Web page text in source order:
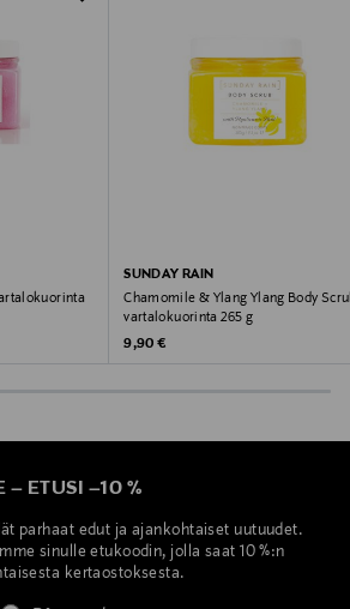
kuorinta, ihonhoito, K-
korealainen, korealaista
SUNDAY RAIN
Chamomile & Ylang Ylang Body
vartalokuorinta 265 g
Original Price
9,90 €
– ETUSI –10 %
parhaat edut ja ajankohtaiset uutuudet.
sinulle etukoodin, jolla saat 10 %:n
kertaostoksesta.